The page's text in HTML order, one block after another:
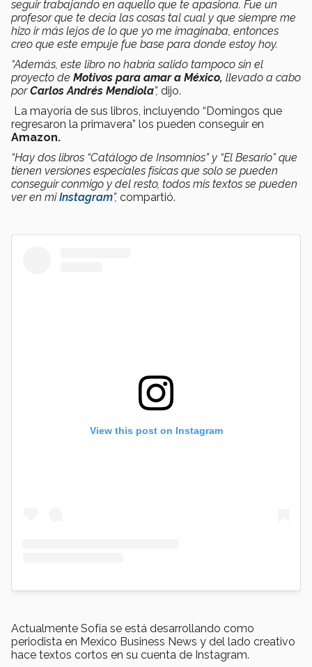
seguir trabajando en aquello que te apasiona. Fue un
profesor que te decía las cosas tal cual y que siempre me
hizo ir más lejos de lo que yo me imaginaba, entonces
creo que este empuje fue base para donde estoy hoy.
“Además, este libro no habría salido tampoco sin el
proyecto de Motivos para amar a México, llevado a cabo
porCarlos Andrés Mendiola”, dijo.
La mayoría de sus libros, incluyendo “Domingos que
regresaron la primavera” los pueden conseguir en
Amazon.
“Hay dos libros “Catálogo de Insomnios” y “El Besario” que
tienen versiones especiales físicas que solo se pueden
conseguir conmigo y del resto, todos mis textos se pueden
ver en miInstagram”, compartió.
View this post on Instagram
Actualmente Sofía se está desarrollando como
periodista en Mexico Business News y del lado creativo
hace textos cortos en su cuenta de Instagram.